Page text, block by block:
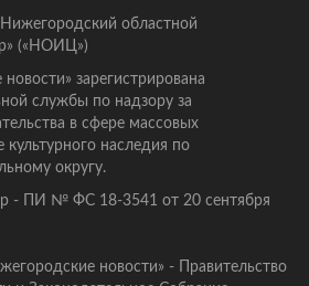
областной
(«НОИЦ»)
новости» зарегистрирована
службы по надзору за
в сфере массовых
наследия по
округу.
- ПИ № ФС 18-3541 от 20 сентября
новости» - Правительство